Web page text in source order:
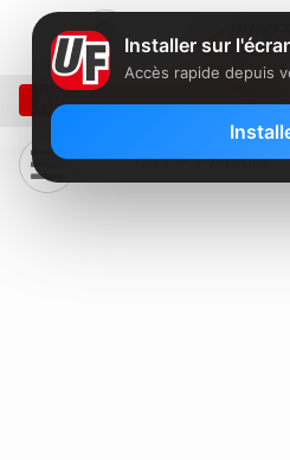
ARCHIVE: SEPTEMBRE 2000
211 – TV Tours
Installer sur
Accès rapide depuis